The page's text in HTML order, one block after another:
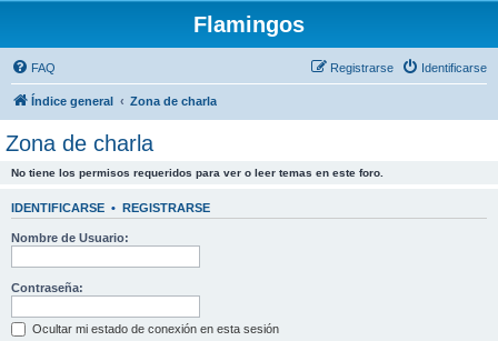
Flamingos
FAQ Identificarse
Registrarse
Índice general Zona de charla
Zona de charla
No tiene los permisos requeridos para ver o leer temas en este foro.
IDENTIFICARSE • REGISTRARSE
Nombre de Usuario:
Contraseña:
Ocultar mi estado de conexión en esta sesión